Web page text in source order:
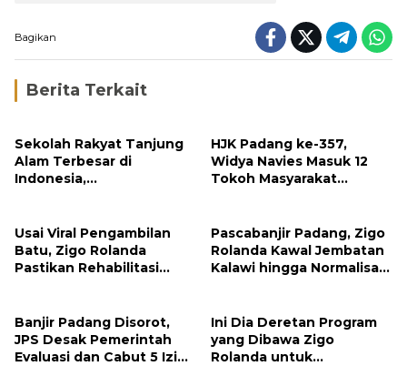
Bagikan
Berita Terkait
Sekolah Rakyat Tanjung
Alam Terbesar di
Indonesia,
HJK Padang ke-357,
Widya Navies Masuk 12
Tokoh Masyarakat
Usai Viral Pengambilan
Batu, Zigo Rolanda
Pastikan Rehabilitasi
Pascabanjir Padang, Zigo
Rolanda Kawal Jembatan
Kalawi hingga Normalisasi
Banjir Padang Disorot,
JPS Desak Pemerintah
Evaluasi dan Cabut 5 Izin
Ini Dia Deretan Program
yang Dibawa Zigo
Rolanda untuk